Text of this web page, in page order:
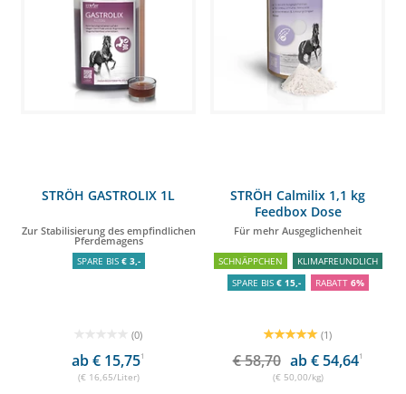
STRÖH GASTROLIX 1L
Zur Stabilisierung des empfindlichen
Pferdemagens
SPARE BIS € 3,-
(0)
ab € 15,751
(€ 16,65/Liter)
STRÖH Calmilix 1,1 kg
Feedbox Dose
Für mehr Ausgeglichenheit
SCHNÄPPCHEN
KLIMAFREUNDLICH
SPARE BIS € 15,- RABATT 6%
(1)
€ 58,70 ab € 54,641
(€ 50,00/kg)